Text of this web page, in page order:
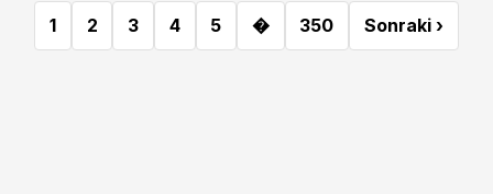
1 2 3 4 5 � 350 Sonraki ›